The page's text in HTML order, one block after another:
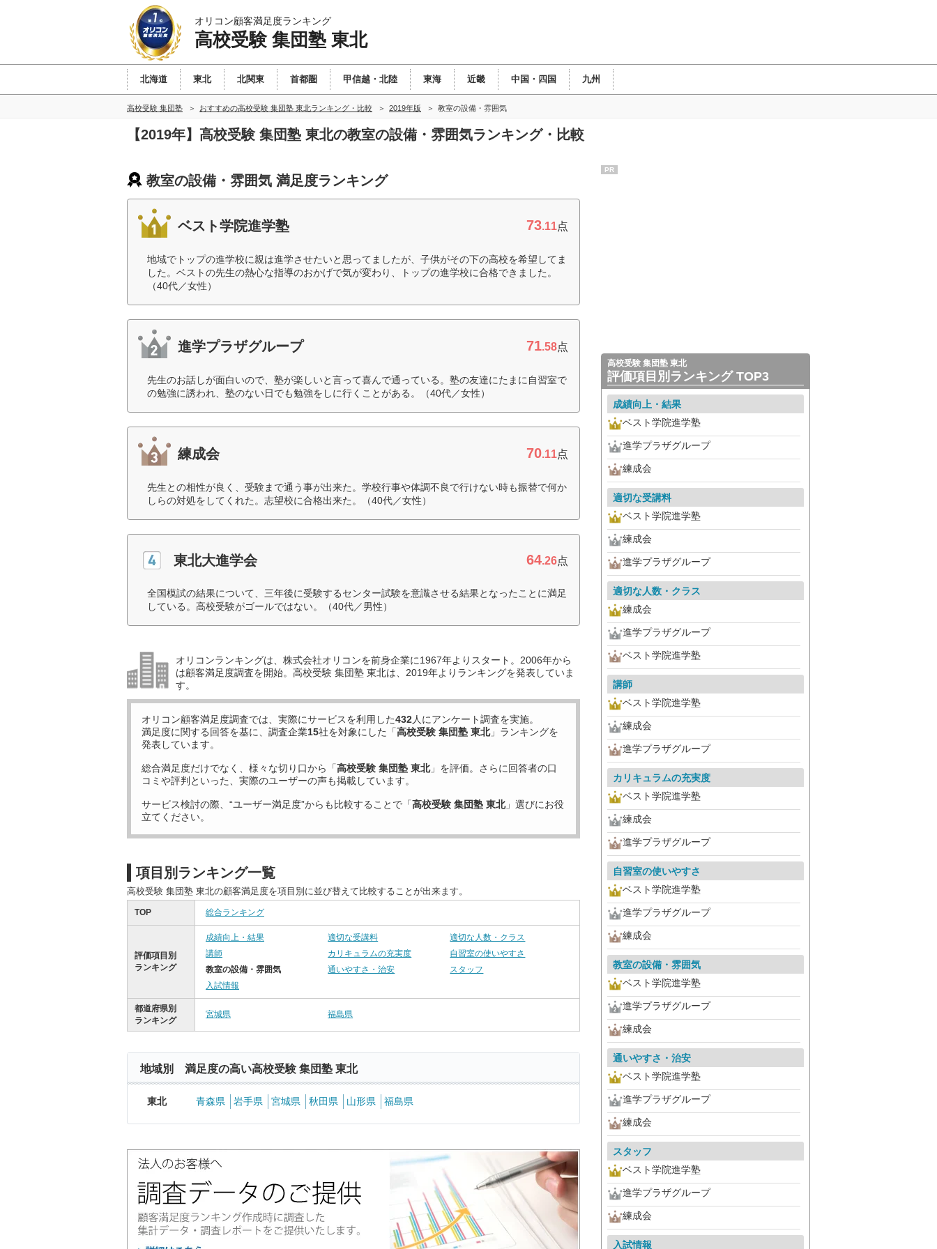
オリコン顧客満足度ランキング
高校受験 集団塾 東北
北海道 東北 北関東 首都圏 甲信越・北陸 東海 近畿 中国・四国 九州
高校受験 集団塾 おすすめの高校受験 集団塾 東北ランキング・比較 2019年版 教室の設備・雰囲気
【2019年】高校受験 集団塾 東北の教室の設備・雰囲気ランキング・比較
教室の設備・雰囲気 満足度ランキング
ベスト学院進学塾 73.11点
地域でトップの進学校に親は進学させたいと思ってましたが、子供がその下の高校を希望してま
した。ベストの先生の熱心な指導のおかげで気が変わり、トップの進学校に合格できました。
（40代／女性）
進学プラザグループ 71.58点
先生のお話しが面白いので、塾が楽しいと言って喜んで通っている。塾の友達にたまに自習室で
の勉強に誘われ、塾のない日でも勉強をしに行くことがある。（40代／女性）
練成会 70.11点
先生との相性が良く、受験まで通う事が出来た。学校行事や体調不良で行けない時も振替で何か
しらの対処をしてくれた。志望校に合格出来た。（40代／女性）
東北大進学会 64.26点
全国模試の結果について、三年後に受験するセンター試験を意識させる結果となったことに満足
している。高校受験がゴールではない。（40代／男性）
オリコンランキングは、株式会社オリコンを前身企業に1967年よりスタート。2006年から
は顧客満足度調査を開始。高校受験 集団塾 東北は、2019年よりランキングを発表していま
す。
オリコン顧客満足度調査では、実際にサービスを利用した432人にアンケート調査を実施。
満足度に関する回答を基に、調査企業15社を対象にした「高校受験 集団塾 東北」ランキングを
発表しています。
総合満足度だけでなく、様々な切り口から「高校受験 集団塾 東北」を評価。さらに回答者の口
コミや評判といった、実際のユーザーの声も掲載しています。
サービス検討の際、“ユーザー満足度”からも比較することで「高校受験 集団塾 東北」選びにお役
立てください。
項目別ランキング一覧
高校受験 集団塾 東北の顧客満足度を項目別に並び替えて比較することが出来ます。
TOP 総合ランキング
評価項目別
ランキング
成績向上・結果 適切な受講料
適切な人数・クラス
講師
カリキュラムの充実度
自習室の使いやすさ
教室の設備・雰囲気
通いやすさ・治安
スタッフ
入試情報
都道府県別
ランキング
宮城県 福島県
地域別 満足度の高い高校受験 集団塾 東北
東北 青森県 岩手県 宮城県 秋田県 山形県 福島県
PR
高校受験 集団塾 東北
評価項目別ランキング TOP3
成績向上・結果
ベスト学院進学塾
進学プラザグループ
練成会
適切な受講料
ベスト学院進学塾
練成会
進学プラザグループ
適切な人数・クラス
練成会
進学プラザグループ
ベスト学院進学塾
講師
ベスト学院進学塾
練成会
進学プラザグループ
カリキュラムの充実度
ベスト学院進学塾
練成会
進学プラザグループ
自習室の使いやすさ
ベスト学院進学塾
進学プラザグループ
練成会
教室の設備・雰囲気
ベスト学院進学塾
進学プラザグループ
練成会
通いやすさ・治安
ベスト学院進学塾
進学プラザグループ
練成会
スタッフ
ベスト学院進学塾
進学プラザグループ
練成会
入試情報